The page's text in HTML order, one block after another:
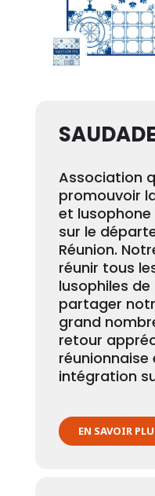
Association
promouvoir
et
sur le
Réunion.
réunir tous
lusophiles de
partager
grand
retour
intégration
EN SAVOIR